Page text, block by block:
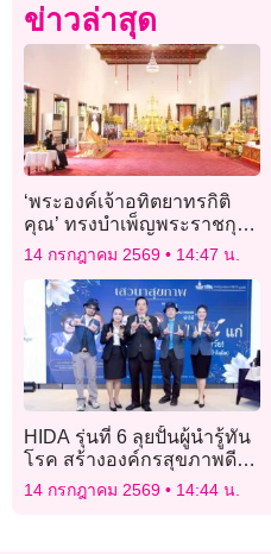
ข่าวล่าสุด
‘พระองค์เจ้าอทิตยาทรกิติ
คุณ’ ทรงบำเพ็ญพระราชกุศล
พระราชทานพระศพ ‘เจ้าฟ้า
พัชรกิติยาภาฯ’
14 กรกฎาคม 2569 14:47 น.
HIDA รุ่นที่ 6 ลุยปั้นผู้นำรู้ทัน
โรค สร้างองค์กรสุขภาพดี
เสริมแกร่งธุรกิจ
14 กรกฎาคม 2569 14:44 น.